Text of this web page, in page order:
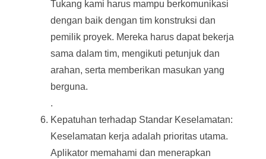
Tukang kami harus mampu berkomunikasi
dengan baik dengan tim konstruksi dan
pemilik proyek. Mereka harus dapat bekerja
sama dalam tim, mengikuti petunjuk dan
arahan, serta memberikan masukan yang
berguna.
.
Kepatuhan terhadap Standar Keselamatan:
Keselamatan kerja adalah prioritas utama.
Aplikator memahami dan menerapkan